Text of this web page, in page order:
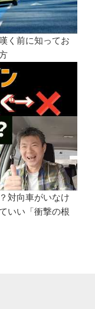
く前に知ってお
対向車がいなけ
いい「衝撃の根